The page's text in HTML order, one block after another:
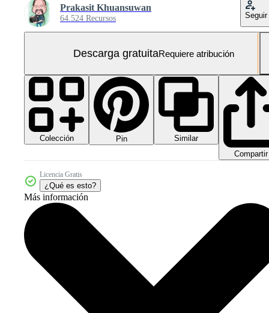
Prakasit Khuansuwan
64.524 Recursos Seguir
Descarga gratuitaRequiere atribución
Colección Pin
Similar
Compartir
Licencia Gratis
¿Qué es esto?
Más información